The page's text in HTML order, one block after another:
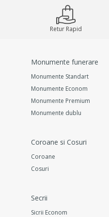
Retur Rapid
Monumente funerare
Monumente Standart
Monumente Econom
Monumente Premium
Monumente dublu
Coroane si Cosuri
Coroane
Cosuri
Secrii
Sicrii Econom